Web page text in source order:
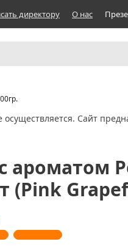
директору О нас
Сайт
ароматом
(Pink